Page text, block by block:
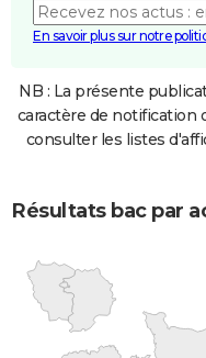
En savoir plus sur notre
NB : La présente
caractère de notification
consulter les listes
Résultats bac par